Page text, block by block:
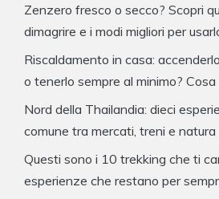
Zenzero fresco o secco? Scopri
dimagrire e i modi migliori per
Riscaldamento in casa:
o tenerlo sempre al minimo?
Nord della Thailandia: dieci
comune tra mercati, treni e
Questi sono i 10 trekking che ti
esperienze che restano per